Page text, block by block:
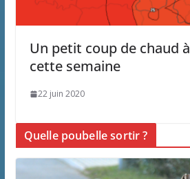
Un petit coup de chaud
cette semaine
22 juin 2020
Quelle poubelle sortir ?